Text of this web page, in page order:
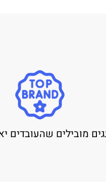
מובילים שהעובדים